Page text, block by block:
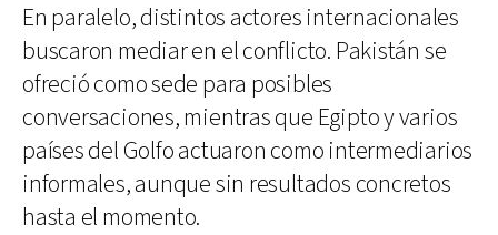
En paralelo, distintos actores internacionales
buscaron mediar en el conflicto. Pakistán se
ofreció como sede para posibles
conversaciones, mientras que Egipto y varios
países del Golfo actuaron como intermediarios
informales, aunque sin resultados concretos
hasta el momento.